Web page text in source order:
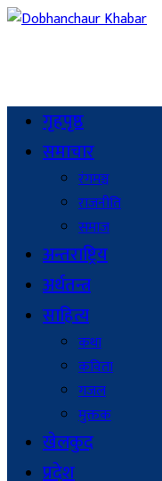
गृहपृष्ठ
समाचार
रंगमञ्च
राजनीति
समाज
अन्तराष्ट्रिय
अर्थतन्त्र
साहित्य
कथा
कविता
गजल
मुक्तक
खेलकुद
प्रदेश